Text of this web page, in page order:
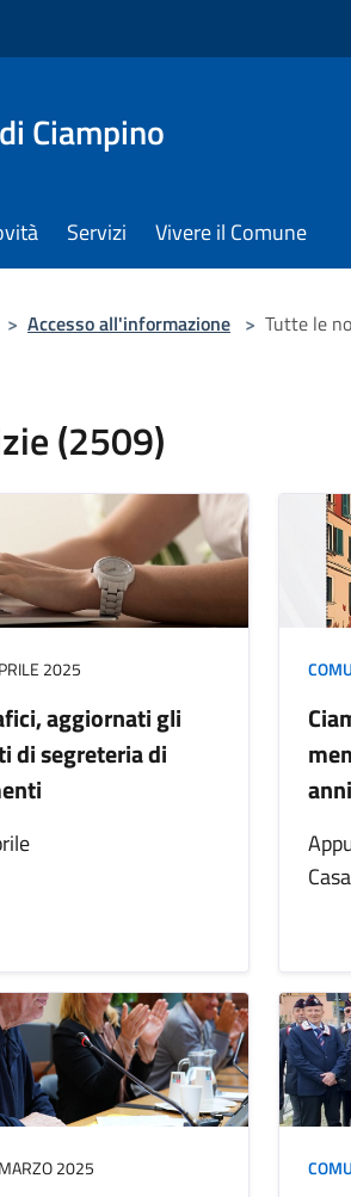
Ciampino
Servizi Vivere il Comune
> Accesso all'informazione > Tutte le
(2509)
2025
aggiornati gli
di segreteria di
2025